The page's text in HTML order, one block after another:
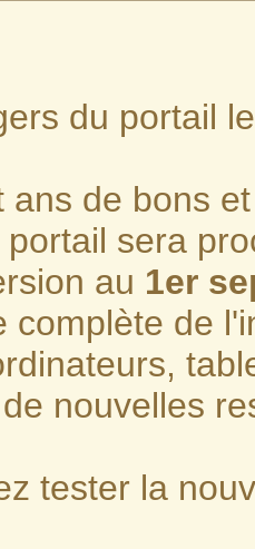
du portail
ans de bons
sera
au 1er
complète de
nouvelles
tester la